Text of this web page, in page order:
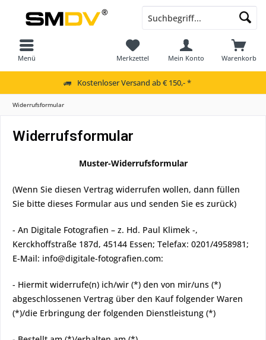
Menü Warenkorb
Merkzettel Mein Konto
Kostenloser Versand ab € 150,- *
Widerrufsformular
Widerrufsformular
Muster-Widerrufsformular
(Wenn Sie diesen Vertrag widerrufen wollen, dann füllen
Sie bitte dieses Formular aus und senden Sie es zurück)
- An Digitale Fotografien – z. Hd. Paul Klimek -,
Kerckhoffstraße 187d, 45144 Essen; Telefax: 0201/4958981;
E-Mail: info@digitale-fotografien.com:
- Hiermit widerrufe(n) ich/wir (*) den von mir/uns (*)
abgeschlossenen Vertrag über den Kauf folgender Waren
(*)/die Erbringung der folgenden Dienstleistung (*)